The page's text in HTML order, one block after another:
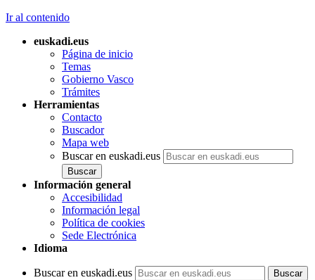
Ir al contenido
euskadi.eus
Página de inicio
Temas
Gobierno Vasco
Trámites
Herramientas
Contacto
Buscador
Mapa web
Buscar en euskadi.eus
Información general
Accesibilidad
Información legal
Política de cookies
Sede Electrónica
Idioma
Buscar en euskadi.eus